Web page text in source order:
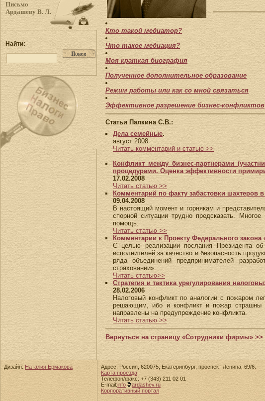
Письмо
Ардашеву В. Л.
Найти:
Кто такой медиатор?
Что такое медиация?
Моя краткая биография
Полученное дополнительное образование
Режим работы или как со мной связаться
Эффективное разрешение бизнес-конфликтов
Статьи Палкина С.В.:
Дела семейные.
август 2008
Читать комментарий и статью >>
Конфликт между бизнес-партнерами
процедурами. Оценка эффективности
17.02.2008
Читать статью >>
Комментарий по факту забастовки шахтеров
09.04.2008
В настоящий момент и горнякам и
спорной ситуации трудно предсказать.
помощь.
Читать статью >>
Комментарии к Проекту Федерального
С целью реализации послания Президента об
исполнителей за качество и безопасность
ряда объединений предпринимателей
страховании».
Читать статью>>
Стратегия и тактика урегулирования
28.02.2006
Налоговый конфликт по аналогии с пожаром
решающим, ибо и конфликт и пожар страшны
направлены на предупреждение конфликта.
Читать статью >>
Вернуться на страницу «Сотрудники фирмы» >>
Дизайн: Наталия Ермакова
Адрес: Россия, 620075, Екатеринбург, проспект Ленина, 69/6.
Карта проезда
Телефон/факс: +7 (343) 211 02 01
E-mail:info
ardashev.ru
Корпоративный портал